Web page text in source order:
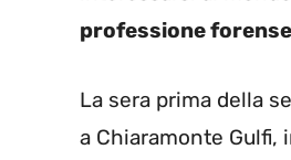
professione forense
La sera prima della
a Chiaramonte Gulfi,